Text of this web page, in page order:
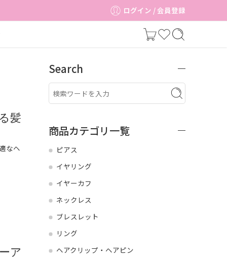
ログイン / 会員登録
髪
なヘ
ア
Search
商品カテゴリ一覧
ピアス
イヤリング
イヤーカフ
ネックレス
ブレスレット
リング
ヘアクリップ・ヘアピン